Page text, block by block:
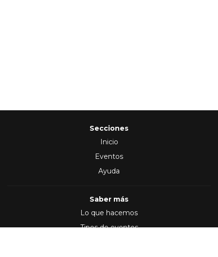
Secciones
Inicio
Eventos
Ayuda
Saber más
Lo que hacemos
Tipos de eventos